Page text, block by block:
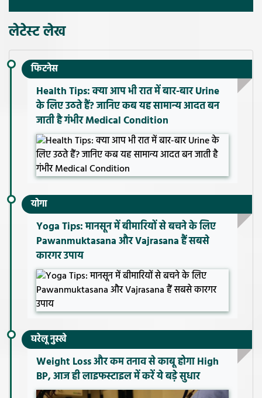
लेटेस्ट लेख
फिटनेस
Health Tips: क्या आप भी रात में बार-बार Urine
के लिए उठते हैं? जानिए कब यह सामान्य आदत बन
जाती है गंभीर Medical Condition
योगा
Yoga Tips: मानसून में बीमारियों से बचने के लिए
Pawanmuktasana और Vajrasana हैं सबसे
कारगर उपाय
घरेलू नुस्खे
Weight Loss और कम तनाव से काबू होगा High
BP, आज ही लाइफस्टाइल में करें ये बड़े सुधार